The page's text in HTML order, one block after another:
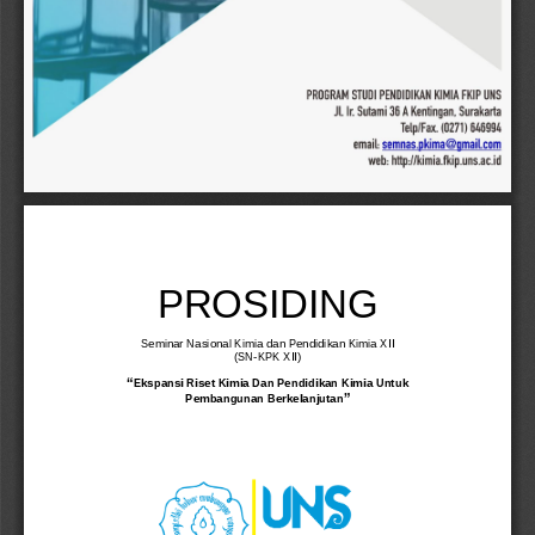
PROSIDING
Seminar Nasional Kimia dan Pendidikan Kimia X
(SN-KPK X II)
“ Ekspansi Riset Kimia Dan Pendidikan Kimia Untuk
Pembangunan Berkelanjutan”